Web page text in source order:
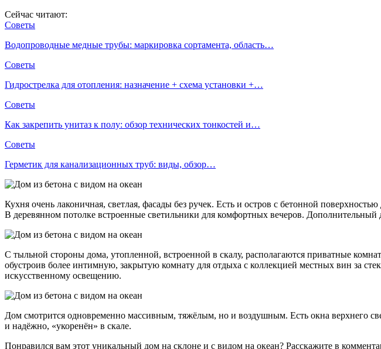
Сейчас читают:
Советы
Водопроводные медные трубы: маркировка сортамента, область…
Советы
Гидрострелка для отопления: назначение + схема установки +…
Советы
Как закрепить унитаз к полу: обзор технических тонкостей и…
Советы
Герметик для канализационных труб: виды, обзор…
Кухня очень лаконичная, светлая, фасады без ручек. Есть и остров с бетонной
В деревянном потолке встроенные светильники для комфортных вечеров. Дополнительный
С тыльной стороны дома, утопленной, встроенной в скалу, располагаются приватные
обустроив более интимную, закрытую комнату для отдыха с коллекцией местных вин за
искусственному освещению.
Дом смотрится одновременно массивным, тяжёлым, но и воздушным. Есть окна верхнего
и надёжно, «укоренён» в скале.
Понравился вам этот уникальный дом на склоне и с видом на океан? Расскажите в